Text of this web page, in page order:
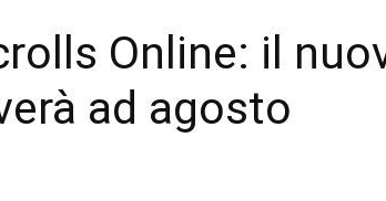
Online: il
ad agosto